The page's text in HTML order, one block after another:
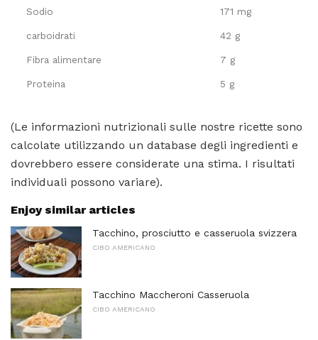
Sodio 171 mg
carboidrati 42 g
Fibra alimentare 7 g
Proteina 5 g
(Le informazioni nutrizionali sulle nostre ricette sono
calcolate utilizzando un database degli ingredienti e
dovrebbero essere considerate una stima. I risultati
individuali possono variare).
Enjoy similar articles
Tacchino, prosciutto e casseruola svizzera
CIBO AMERICANO
Tacchino Maccheroni Casseruola
CIBO AMERICANO